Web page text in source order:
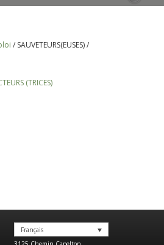
/ SAUVETEURS(EUSES) /
(TRICES)
Français